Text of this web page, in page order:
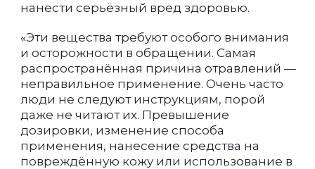
нанести серьёзный вред здоровью.
«Эти вещества требуют особого внимания
и осторожности в обращении. Самая
распространённая причина отравлений —
неправильное применение. Очень часто
люди не следуют инструкциям, порой
даже не читают их. Превышение
дозировки, изменение способа
применения, нанесение средства на
повреждённую кожу или использование в